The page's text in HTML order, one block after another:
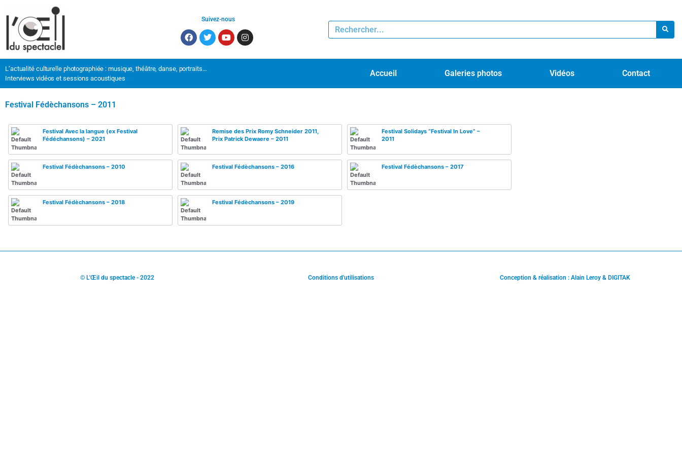
Suivez-nous
L’actualité culturelle photographiée : musique, théâtre, danse, portraits…
Interviews vidéos et sessions acoustiques
Accueil Galeries photos Vidéos Contact
Festival Fédèchansons – 2011
Festival Avec la langue (ex Festival
Fédéchansons) – 2021
Remise des Prix Romy Schneider 2011,
Prix Patrick Dewaere – 2011
Festival Solidays “Festival In Love” –
2011
Festival Fédèchansons – 2010 Festival Fédèchansons – 2016 Festival Fédèchansons – 2017
Festival Fédèchansons – 2018 Festival Fédèchansons – 2019
© L'Œil du spectacle - 2022 Conditions d'utilisations Conception & réalisation : Alain Leroy & DIGITAK